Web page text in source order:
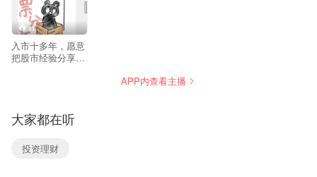
11
入市十多年，愿意
把股市经验分享给
APP内查看主播
大家都在听
投资理财